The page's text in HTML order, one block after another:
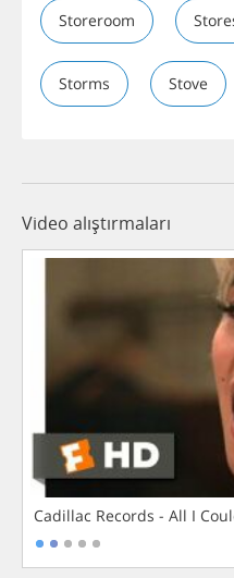
Storeroom
Storms Stove
Video alıştırmaları
Cadillac Records - All I